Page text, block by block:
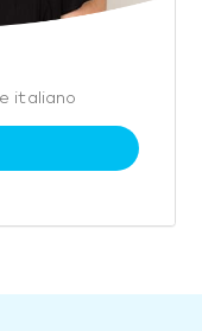
italiano